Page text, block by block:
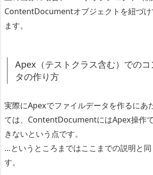
ContentDocumentオブジェクトを紐づけ
ます。
Apex（テストクラス含む）での
タの作り方
実際にApexでファイルデータを作るにあ
ては、ContentDocumentにはApex操作
きないという点です。
…というところまではここまでの説明と同
す。